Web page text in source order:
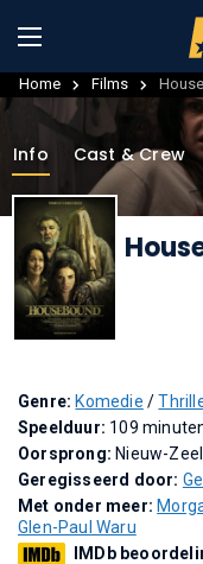
Home Films
Info Cast & Crew
Genre: Komedie /
Speelduur: 109
Oorsprong: Nieuw-
Geregisseerd door:
Met onder meer:
Glen-Paul Waru
IMDb